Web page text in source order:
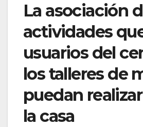
La asociación
actividades
usuarios del
los talleres de
puedan
la casa